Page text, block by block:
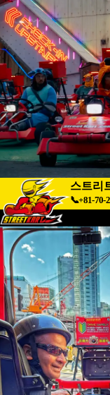
스트리
📞+81-70-
소개
접근성
회사 정보
도쿄 시나가와 #1
도쿄 아키하바라